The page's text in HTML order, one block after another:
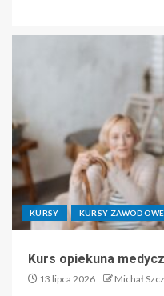
KURSY KURSY ZAWODOWE
Kurs opiekuna
13 lipca 2026 Michał